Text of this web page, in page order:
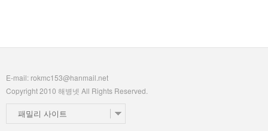
E-mail: rokmc153@hanmail.net
Copyright 2010 해병넷 All Rights Reserved.
패밀리 사이트